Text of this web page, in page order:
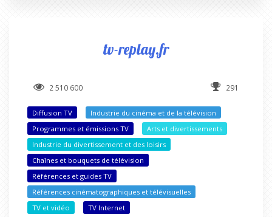
tv-replay.fr
2 510 600 291
Diffusion TV
Industrie du cinéma et de la télévision
Programmes et émissions TV
Arts et divertissements
Industrie du divertissement et des loisirs
Chaînes et bouquets de télévision
Références et guides TV
Références cinématographiques et télévisuelles
TV et vidéo
TV Internet